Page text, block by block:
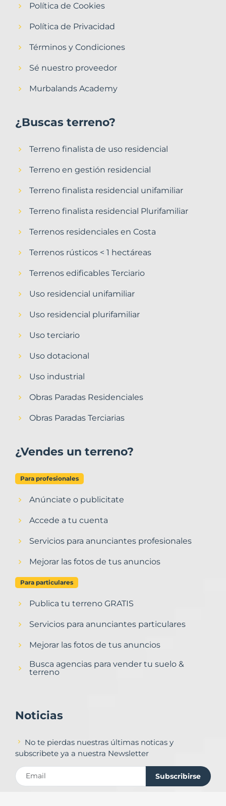
Política de Cookies
Política de Privacidad
Términos y Condiciones
Sé nuestro proveedor
Murbalands Academy
¿Buscas terreno?
Terreno finalista de uso residencial
Terreno en gestión residencial
Terreno finalista residencial unifamiliar
Terreno finalista residencial Plurifamiliar
Terrenos residenciales en Costa
Terrenos rústicos < 1 hectáreas
Terrenos edificables Terciario
Uso residencial unifamiliar
Uso residencial plurifamiliar
Uso terciario
Uso dotacional
Uso industrial
Obras Paradas Residenciales
Obras Paradas Terciarias
¿Vendes un terreno?
Para profesionales
Anúnciate o publicitate
Accede a tu cuenta
Servicios para anunciantes profesionales
Mejorar las fotos de tus anuncios
Para particulares
Publica tu terreno GRATIS
Servicios para anunciantes particulares
Mejorar las fotos de tus anuncios
Busca agencias para vender tu suelo &
terreno
Noticias
No te pierdas nuestras últimas noticas y
subscribete ya a nuestra Newsletter
Subscribirse